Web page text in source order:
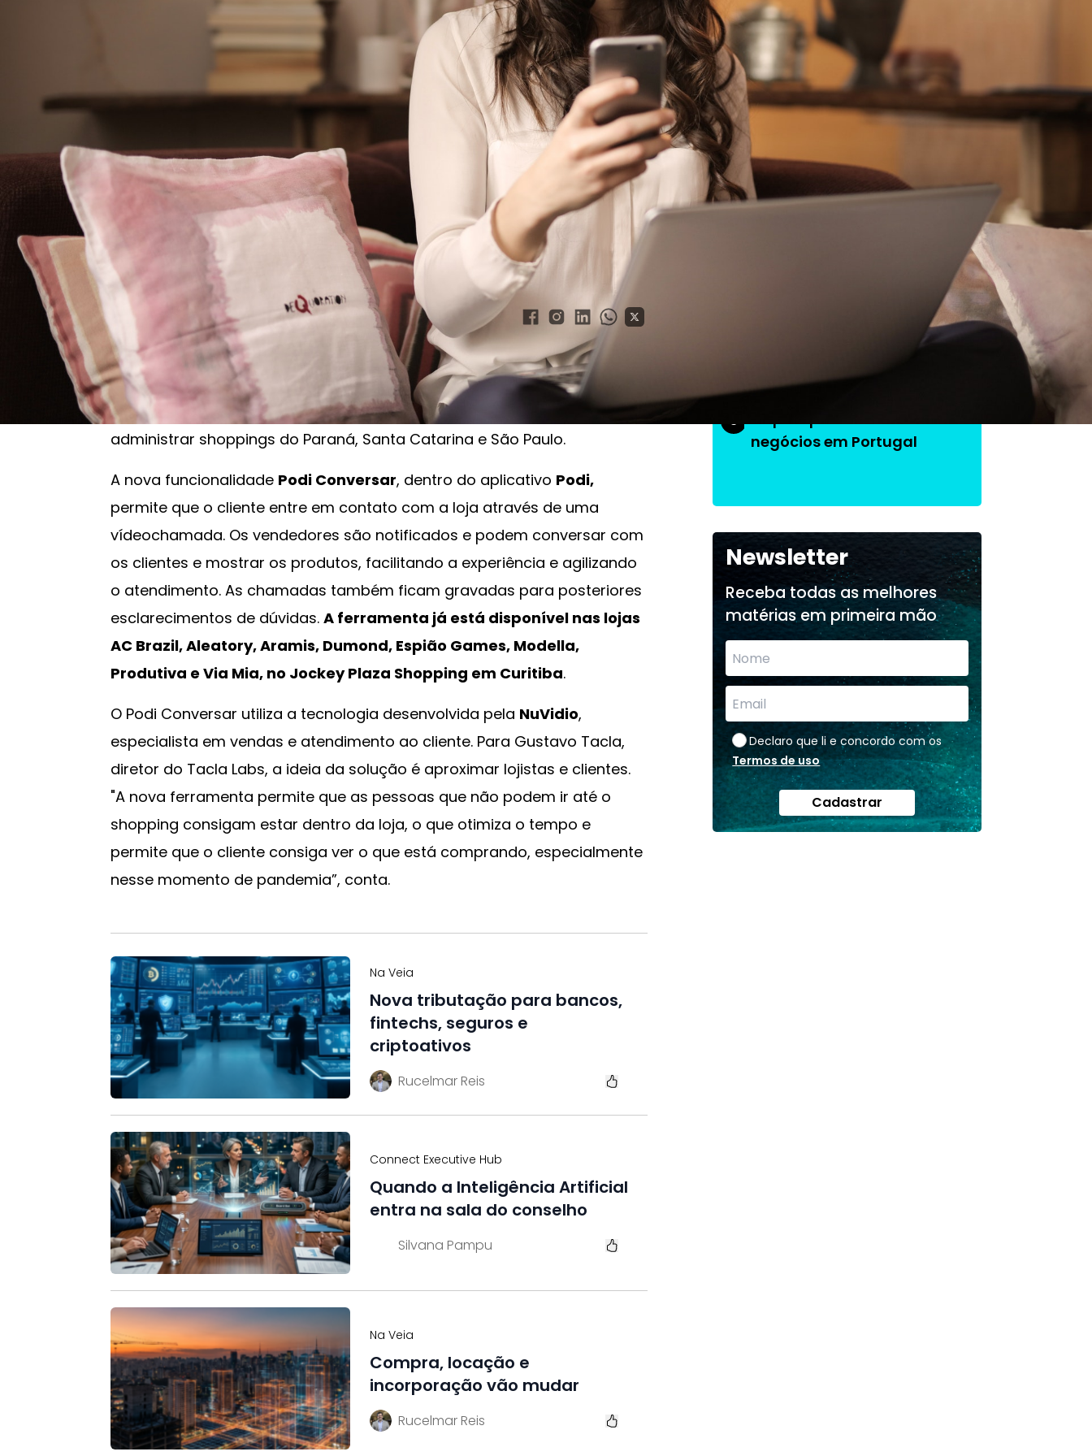
Shopping de Curitiba usa app de venda
com experiência de atendimento
presencial
GazzConecta
23/04/2021 14:52
Vídeo atendimento para venda de produtos online com experiência
de atendimento presencial. Esta é a tecnologia desenvolvida pelo
Tacla Labs, setor de inovação do Grupo Tacla, responsável por
administrar shoppings do Paraná, Santa Catarina e São Paulo.
A nova funcionalidade Podi Conversar, dentro do aplicativo Podi,
permite que o cliente entre em contato com a loja através de uma
vídeochamada. Os vendedores são notificados e podem conversar com
os clientes e mostrar os produtos, facilitando a experiência e agilizando
o atendimento. As chamadas também ficam gravadas para posteriores
esclarecimentos de dúvidas. A ferramenta já está disponível nas lojas
AC Brazil, Aleatory, Aramis, Dumond, Espião Games, Modella,
Produtiva e Via Mia, no Jockey Plaza Shopping em Curitiba.
O Podi Conversar utiliza a tecnologia desenvolvida pela NuVidio,
especialista em vendas e atendimento ao cliente. Para Gustavo Tacla,
diretor do Tacla Labs, a ideia da solução é aproximar lojistas e clientes.
"A nova ferramenta permite que as pessoas que não podem ir até o
shopping consigam estar dentro da loja, o que otimiza o tempo e
permite que o cliente consiga ver o que está comprando, especialmente
nesse momento de pandemia”, conta.
Na Veia
Nova tributação para bancos,
fintechs, seguros e
criptoativos
Rucelmar Reis
Connect Executive Hub
Quando a Inteligência Artificial
entra na sala do conselho
Silvana Pampu
Na Veia
Compra, locação e
incorporação vão mudar
Rucelmar Reis
As mais lidas da
semana
1
Do produto ao ecossistema:
Fim da Era do "Boa Gente"
3
O que aprendi fazendo
negócios em Portugal
Newsletter
Receba todas as melhores
matérias em primeira mão
Declaro que li e concordo com os
Termos de uso
Cadastrar